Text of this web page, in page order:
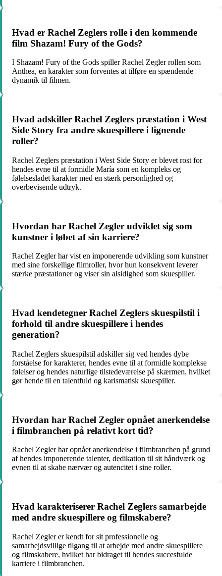
Hvad er Rachel Zeglers rolle i den kommende
film Shazam! Fury of the Gods?
I Shazam! Fury of the Gods spiller Rachel Zegler rollen som
Anthea, en karakter som forventes at tilføre en spændende
dynamik til filmen.
Hvad adskiller Rachel Zeglers præstation i West
Side Story fra andre skuespillere i lignende
roller?
Rachel Zeglers præstation i West Side Story er blevet rost for
hendes evne til at formidle María som en kompleks og
følelsesladet karakter med en stærk personlighed og
overbevisende udtryk.
Hvordan har Rachel Zegler udviklet sig som
kunstner i løbet af sin karriere?
Rachel Zegler har vist en imponerende udvikling som kunstner
med sine forskellige filmroller, hvor hun konsekvent leverer
stærke præstationer og viser sin alsidighed som skuespiller.
Hvad kendetegner Rachel Zeglers skuespilstil i
forhold til andre skuespillere i hendes
generation?
Rachel Zeglers skuespilstil adskiller sig ved hendes dybe
forståelse for karakterer, hendes evne til at formidle komplekse
følelser og hendes naturlige tilstedeværelse på skærmen, hvilket
gør hende til en talentfuld og karismatisk skuespiller.
Hvordan har Rachel Zegler opnået anerkendelse
i filmbranchen på relativt kort tid?
Rachel Zegler har opnået anerkendelse i filmbranchen på grund
af hendes imponerende talenter, dedikation til sit håndværk og
evnen til at skabe nærvær og autencitet i sine roller.
Hvad karakteriserer Rachel Zeglers samarbejde
med andre skuespillere og filmskabere?
Rachel Zegler er kendt for sit professionelle og
samarbejdsvillige tilgang til at arbejde med andre skuespillere
og filmskabere, hvilket har bidraget til hendes succesfulde
karriere i filmbranchen.